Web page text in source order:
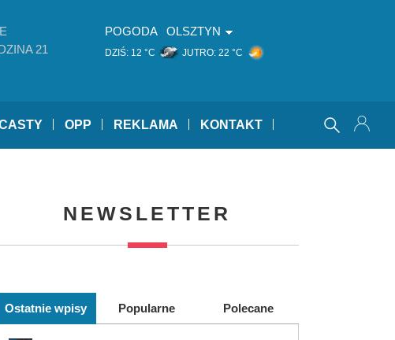
21
POGODA OLSZTYN
DZIŚ: 12 °C JUTRO: 22 °C
OPP REKLAMA KONTAKT
NEWSLETTER
Ostatnie wpisy Popularne Polecane